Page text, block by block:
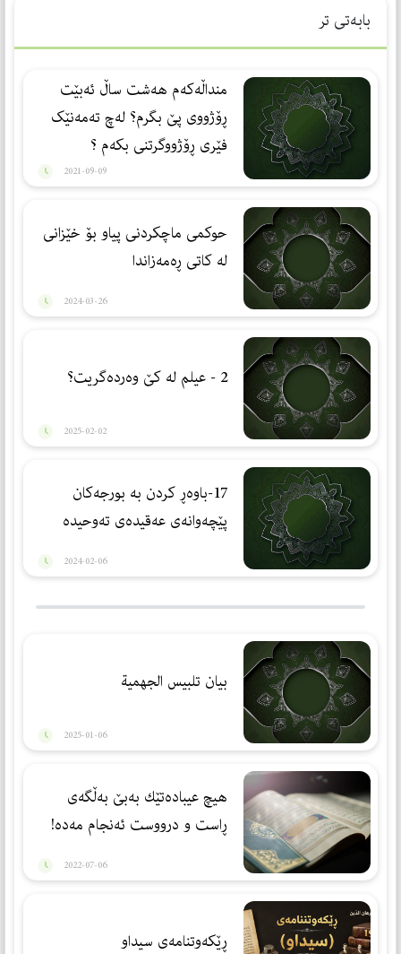
بابەتی تر
منداڵەکەم هەشت ساڵ ئەبێت
ڕۆژووی پێ بگرم؟ لەچ تەمەنێک
فێری ڕۆژووگرتنی بکەم ؟
2021-09-09
حوکمی ماچکردنی پیاو بۆ خێزانی
لە کاتی ڕەمەزاندا
2024-03-26
2 - عیلم لە كێ وەردەگریت؟
2025-02-02
17-باوەڕ كردن بە بورجەكان
پێچەوانەی عەقیدەی تەوحیدە
2024-02-06
بيان تلبيس الجهمية
2025-01-06
هیچ عیبادەتێك بەبێ بەڵگەی
ڕاست و درووست ئەنجام مەدە!
2022-07-06
ڕێكەوتنامەی سیداو